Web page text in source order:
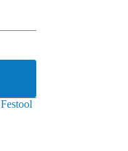
Festool